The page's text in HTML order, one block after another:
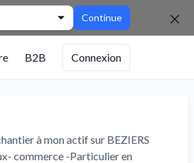
Continue
B2B Connexion
à mon actif sur BEZIERS
commerce -Particulier en